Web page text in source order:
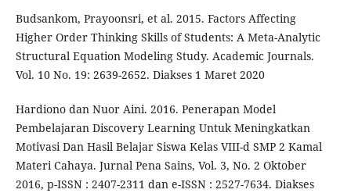
Budsankom, Prayoonsri, et al. 2015. Factors Affecting
Higher Order Thinking Skills of Students: A Meta-Analytic
Structural Equation Modeling Study. Academic Journals.
Vol. 10 No. 19: 2639-2652. Diakses 1 Maret 2020
Hardiono dan Nuor Aini. 2016. Penerapan Model
Pembelajaran Discovery Learning Untuk Meningkatkan
Motivasi Dan Hasil Belajar Siswa Kelas VIII-d SMP 2 Kamal
Materi Cahaya. Jurnal Pena Sains, Vol. 3, No. 2 Oktober
2016, p-ISSN : 2407-2311 dan e-ISSN : 2527-7634. Diakses